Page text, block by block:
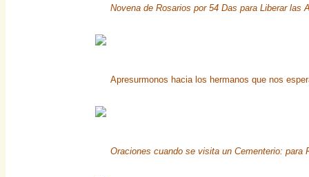
Novena de Rosarios por 54 Das para Liberar las
Apresurmonos hacia los hermanos que nos
Oraciones cuando se visita un Cementerio: